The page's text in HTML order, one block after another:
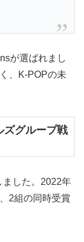
が選ばれまし
、K-POPの未
ズグループ戦
した。2022年
2組の同時受賞